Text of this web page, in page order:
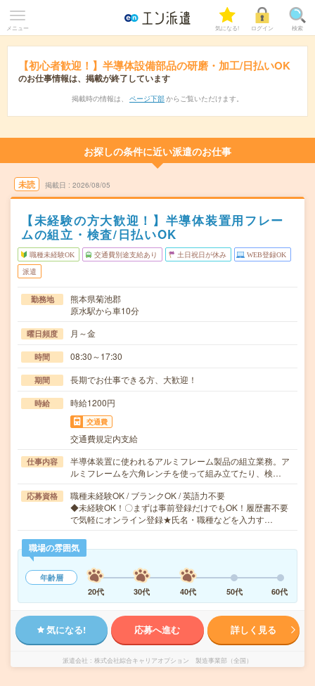
メニュー 気になる! ログイン 検索
【初心者歓迎！】半導体設備部品の研磨・加工/日払いOK
のお仕事情報は、掲載が終了しています
掲載時の情報は、 ページ下部 からご覧いただけます。
お探しの条件に近い派遣のお仕事
未読 掲載日 2026/08/05
【未経験の方大歓迎！】半導体装置用フレー
ムの組立・検査/日払いOK
職種未経験OK 交通費別途支給あり 土日祝日が休み WEB登録OK
派遣
勤務地
熊本県菊池郡
原水駅から車10分
曜日頻度 月～金
時間 08:30～17:30
期間 長期でお仕事できる方、大歓迎！
時給 時給1200円
交通費
交通費規定内支給
仕事内容
半導体装置に使われるアルミフレーム製品の組立業務。ア
ルミフレームを六角レンチを使って組み立てたり、検…
応募資格
職種未経験OK / ブランクOK / 英語力不要
◆未経験OK！〇まずは事前登録だけでもOK！履歴書不要
で気軽にオンライン登録★氏名・職種などを入力す…
職場の雰囲気
年齢層
20代
30代 40代 50代 60代
気になる! 応募へ進む 詳しく見る
派遣会社 株式会社綜合キャリアオプション 製造事業部（全国）